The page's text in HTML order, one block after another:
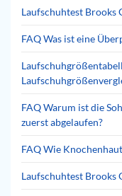
Laufschuhtest Brooks
FAQ Was ist eine
FAQ Warum ist die
zuerst abgelaufen?
FAQ Wie
Laufschuhtest Brooks